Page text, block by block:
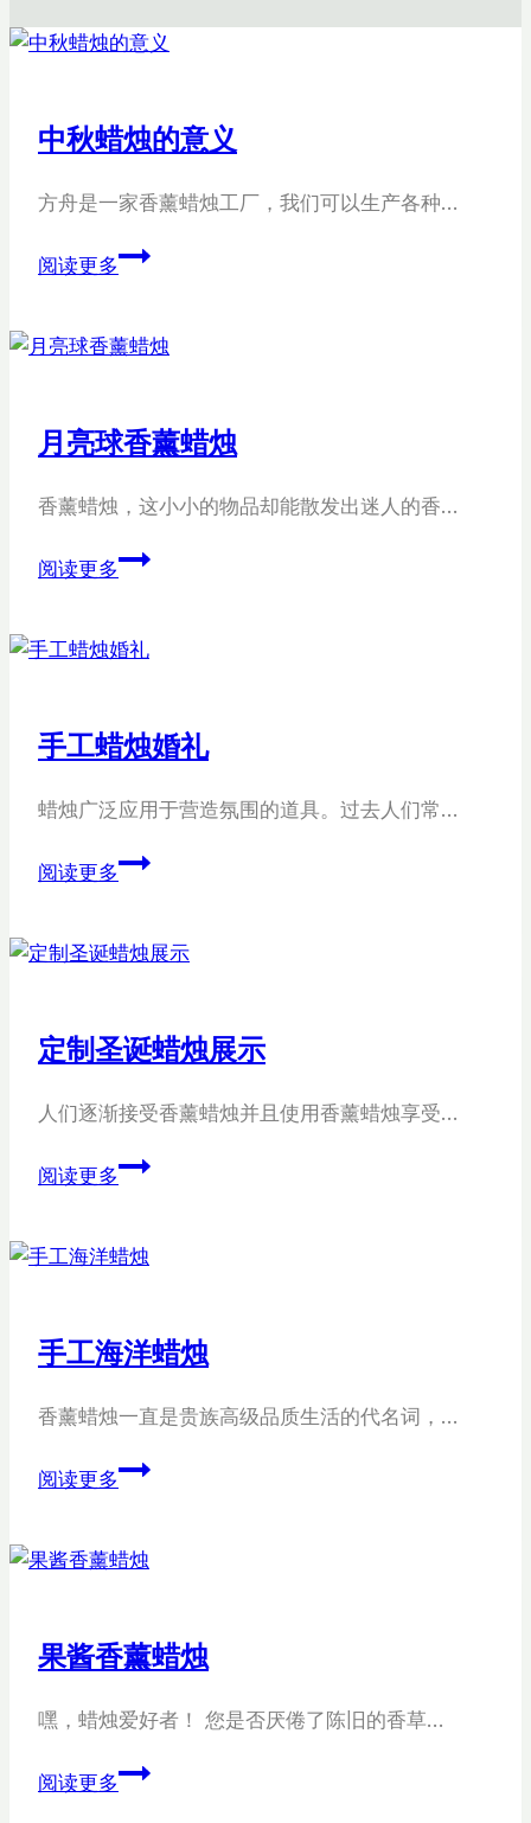
中秋蜡烛的意义
方舟是一家香薰蜡烛工厂，我们可以生产各种…
阅读更多中
烛
义
月亮球香薰蜡烛
香薰蜡烛，这小小的物品却能散发出迷人的香…
阅读更多月
香
烛
手工蜡烛婚礼
蜡烛广泛应用于营造氛围的道具。过去人们常…
阅读更多手
烛
定制圣诞蜡烛展示
人们逐渐接受香薰蜡烛并且使用香薰蜡烛享受…
阅读更多定
诞
展
手工海洋蜡烛
香薰蜡烛一直是贵族高级品质生活的代名词，…
阅读更多手
洋
果酱香薰蜡烛
嘿，蜡烛爱好者！ 您是否厌倦了陈旧的香草…
阅读更多果